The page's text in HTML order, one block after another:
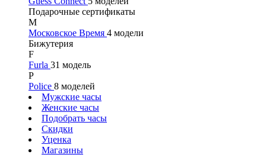
Подарочные сертификаты
М
Московское Время 4 модели
Бижутерия
F
Furla 31 модель
P
Police 8 моделей
Мужские часы
Женские часы
Подобрать часы
Скидки
Уценка
Магазины